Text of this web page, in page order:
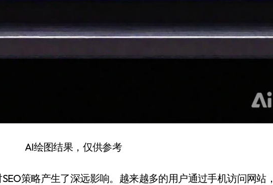
AI绘图结果，仅供参考
策略产生了深远影响。越来越多的用户通过手机访问网站，